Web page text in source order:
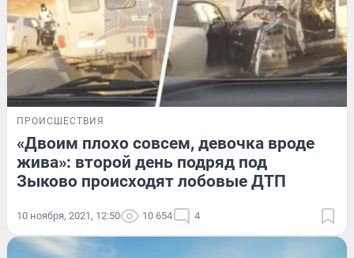
ПРОИСШЕСТВИЯ
«Двоим плохо совсем, девочка вроде
жива»: второй день подряд под
Зыково происходят лобовые ДТП
10 ноября, 2021, 12:50 10 654 4